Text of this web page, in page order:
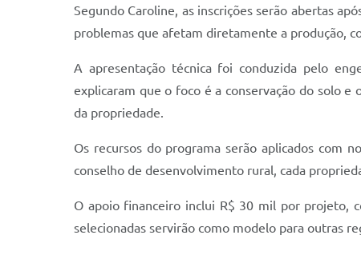
Segundo Caroline, as inscrições serão abertas
problemas que afetam diretamente a produção,
A apresentação técnica foi conduzida pelo
explicaram que o foco é a conservação do solo
da propriedade.
Os recursos do programa serão aplicados com
conselho de desenvolvimento rural, cada
O apoio financeiro inclui R$ 30 mil por projeto,
selecionadas servirão como modelo para outras